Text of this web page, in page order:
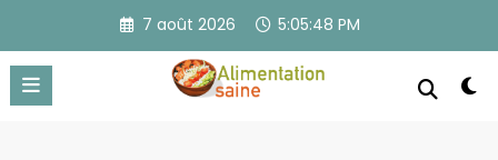
contenu
7 août 2026 5:05:49 PM